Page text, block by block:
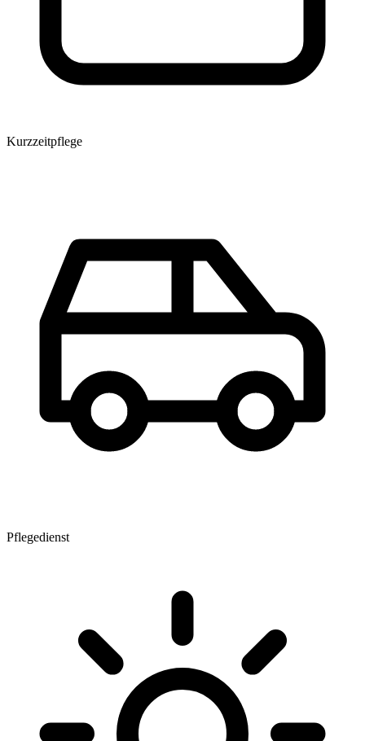
Kurzzeitpflege
Pflegedienst